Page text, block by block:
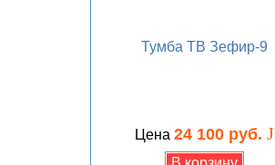
Тумба ТВ Зефир-9
Цена 24 100 руб. J